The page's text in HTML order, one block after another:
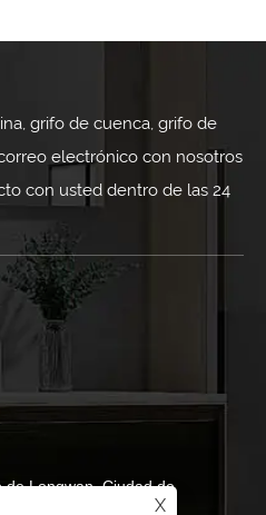
grifo de cuenca, grifo de
electrónico con nosotros
con usted dentro de las 24
de Longwan, Ciudad de
X